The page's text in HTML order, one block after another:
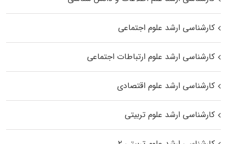
کارشناسی ارشد علوم اجتماعی
کارشناسی ارشد علوم ارتباطات اجتماعی
کارشناسی ارشد علوم اقتصادی
کارشناسی ارشد علوم تربیتی